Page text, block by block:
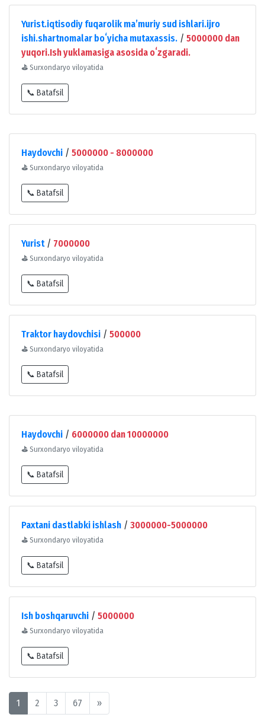
Yurist.iqtisodiy fuqarolik maʼmuriy sud ishlari.ijro
ishi.shartnomalar boʻyicha mutaxassis. / 5000000 dan
yuqori.Ish yuklamasiga asosida oʻzgaradi.
⛳ Surxondaryo viloyatida
📞 Batafsil
Haydovchi / 5000000 - 8000000
⛳ Surxondaryo viloyatida
📞 Batafsil
Yurist/ 7000000
⛳ Surxondaryo viloyatida
📞 Batafsil
Traktor haydovchisi / 500000
⛳ Surxondaryo viloyatida
📞 Batafsil
Haydovchi / 6000000 dan 10000000
⛳ Surxondaryo viloyatida
📞 Batafsil
Paxtani dastlabki ishlash / 3000000-5000000
⛳ Surxondaryo viloyatida
📞 Batafsil
Ish boshqaruvchi / 5000000
⛳ Surxondaryo viloyatida
📞 Batafsil
1 2 3 67 »